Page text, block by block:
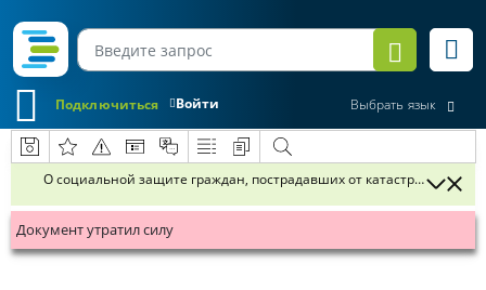
Войти
Подключиться Выбрать язык
О социальной защите граждан, пострадавших от катастрофы на
Документ утратил силу